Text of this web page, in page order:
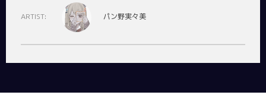
ARTIST: パン野実々美